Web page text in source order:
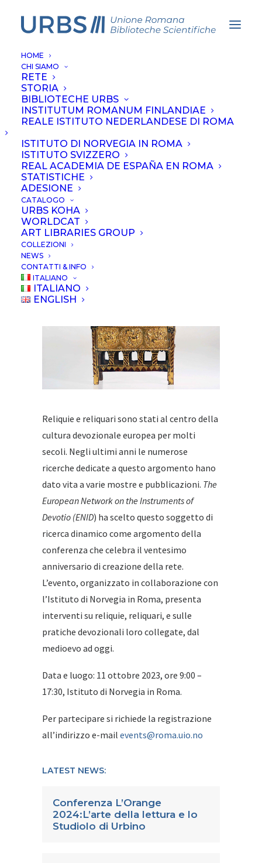
HOME
CHI SIAMO
RETE
STORIA
BIBLIOTECHE URBS
INSTITUTUM ROMANUM FINLANDIAE
REALE ISTITUTO NEDERLANDESE DI ROMA
ISTITUTO DI NORVEGIA IN ROMA
ISTITUTO SVIZZERO
REAL ACADEMIA DE ESPAÑA EN ROMA
STATISTICHE
ADESIONE
CATALOGO
URBS KOHA
WORLDCAT
ART LIBRARIES GROUP
COLLEZIONI
NEWS
CONTATTI & INFO
ITALIANO
ITALIANO
ENGLISH
Reliquie e reliquari –
Vedere è credere
ISTITUTO NORVEGESE
Reliquie e reliquari sono stati al centro della
cultura devozionale europea per molti
secoli. Negli ultimi anni le numerose
ricerche dedicate a questo argomento hano
dato vita a varie mostre e pubblicazioni. The
European Network on the Instruments of
Devotio (ENID) ha scelto questo soggetto di
ricerca dinamico come argomento della
conferenza che celebra il ventesimo
anniversario di creazione della rete.
L’evento, organizzato in collaborazione con
l’Istituto di Norvegia in Roma, presenta
interventi su reliquie, reliquari, e sulle
pratiche devozionali loro collegate, dal
medioevo ad oggi.
Data e luogo: 11 ottobre 2023, ore 9:00 –
17:30, Istituto di Norvegia in Roma.
Per partecipare si richiede la registrazione
all’indirizzo e-mail events@roma.uio.no
LATEST NEWS:
Conferenza L’Orange
2024:L’arte della lettura e lo
Studiolo di Urbino